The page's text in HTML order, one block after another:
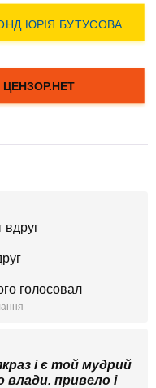
вдруг
голосовал
і є той мудрий
влади. привело і